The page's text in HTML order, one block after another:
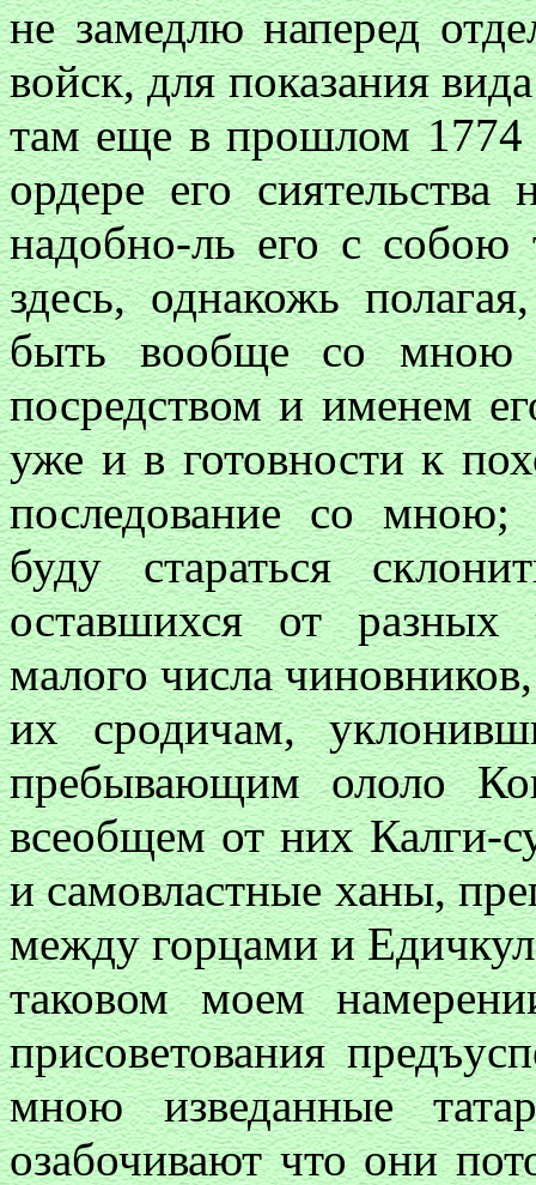
не замедлю наперед
войск, для показания
там еще в прошлом 1774
ордере его сиятельства
надобно-ль его с собою
здесь, однакожь
быть вообще со мною
посредством и именем
уже и в готовности к
последование со мною;
буду стараться
оставшихся от разных
малого числа
их сродичам,
пребывающим ололо
всеобщем от них Калги-
и самовластные ханы,
между горцами и
таковом моем
присоветования
мною изведанные
озабочивают что они